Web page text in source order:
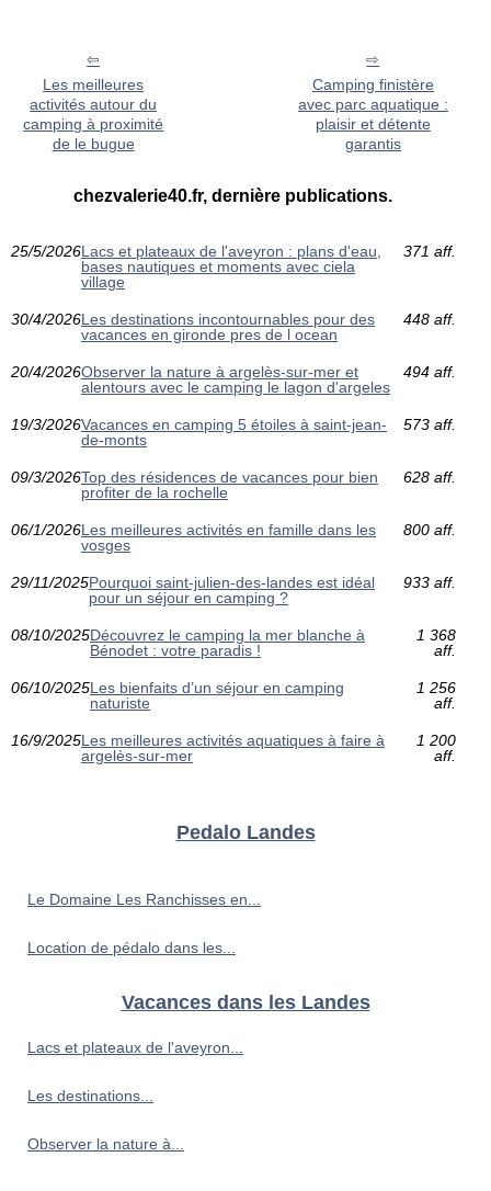
Les meilleures
activités autour du
camping à proximité
de le bugue
Camping finistère
avec parc aquatique :
plaisir et détente
garantis
chezvalerie40.fr, dernière publications.
25/5/2026Lacs et plateaux de l'aveyron : plans d'eau,
bases nautiques et moments avec ciela
village
371 aff.
30/4/2026Les destinations incontournables pour des
vacances en gironde pres de l ocean
448 aff.
20/4/2026Observer la nature à argelès-sur-mer et
alentours avec le camping le lagon d'argeles
494 aff.
19/3/2026Vacances en camping 5 étoiles à saint-jean-
de-monts
573 aff.
09/3/2026Top des résidences de vacances pour bien
profiter de la rochelle
628 aff.
06/1/2026Les meilleures activités en famille dans les
vosges
800 aff.
29/11/2025Pourquoi saint-julien-des-landes est idéal
pour un séjour en camping ?
933 aff.
08/10/2025Découvrez le camping la mer blanche à
Bénodet : votre paradis !
1 368
aff.
06/10/2025Les bienfaits d’un séjour en camping
naturiste
1 256
aff.
16/9/2025Les meilleures activités aquatiques à faire à
argelès-sur-mer
1 200
aff.
Pedalo Landes
Le Domaine Les Ranchisses en...
Location de pédalo dans les...
Vacances dans les Landes
Lacs et plateaux de l'aveyron...
Les destinations...
Observer la nature à...